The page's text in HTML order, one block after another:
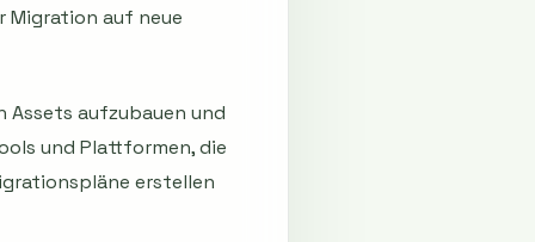
Migration auf neue
aufzubauen und
und Plattformen, die
erstellen